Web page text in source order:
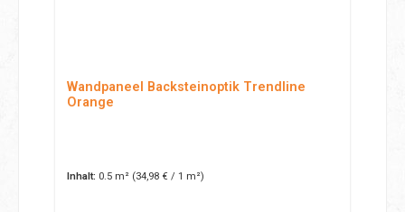
Wandpaneel Backsteinoptik Trendline
Orange
Inhalt: 0.5 m² (34,98 € / 1 m²)